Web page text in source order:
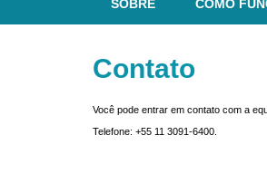
SOBRE COMO
Contato
Você pode entrar em contato com a
Telefone: +55 11 3091-6400.